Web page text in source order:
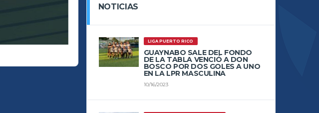
NOTICIAS
LIGA PUERTO RICO
GUAYNABO SALE DEL FONDO
DE LA TABLA VENCIÓ A DON
BOSCO POR DOS GOLES A UNO
EN LA LPR MASCULINA
10/16/2023